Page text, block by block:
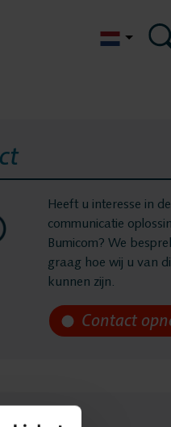
Heeft u interesse in de
communicatie
Bumicom? We
graag hoe wij u van
kunnen zijn.